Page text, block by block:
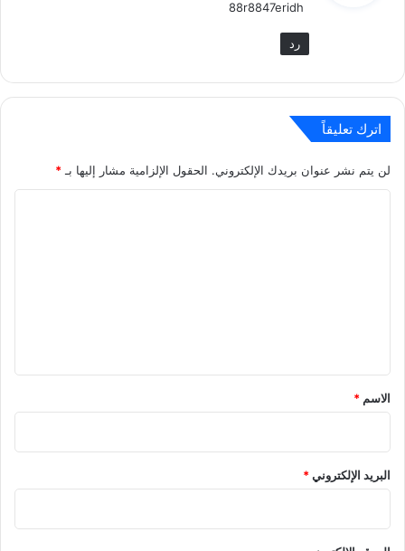
ل
88r8847eridh
رد
اترك تعليقاً
لن يتم نشر عنوان بريدك الإلكتروني. الحقول الإلزامية مشار إليها بـ *
*
الاسم *
البريد الإلكتروني*